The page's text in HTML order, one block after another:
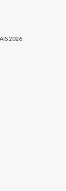
2026